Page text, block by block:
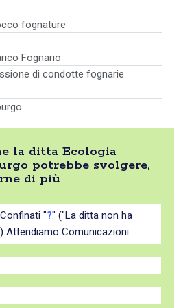
fognature
Fognario
di condotte fognarie
la ditta Ecologia
potrebbe svolgere,
di più
"?" ("La ditta non ha
Attendiamo Comunicazioni